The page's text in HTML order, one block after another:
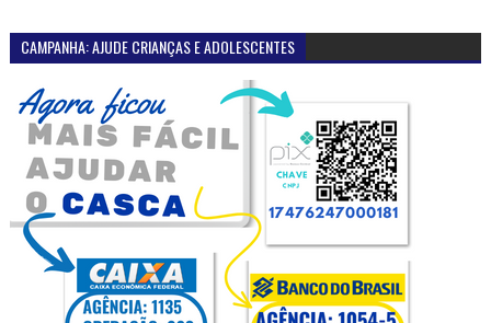
CAMPANHA: AJUDE CRIANÇAS E ADOLESCENTES